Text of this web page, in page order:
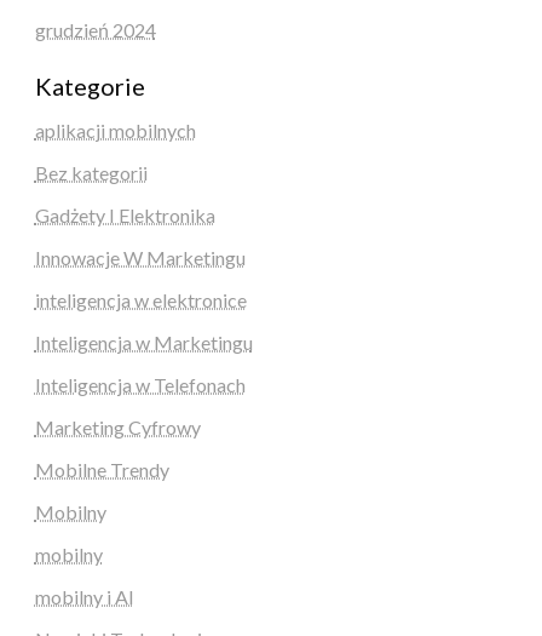
grudzień 2024
Kategorie
aplikacji mobilnych
Bez kategorii
Gadżety I Elektronika
Innowacje W Marketingu
inteligencja w elektronice
Inteligencja w Marketingu
Inteligencja w Telefonach
Marketing Cyfrowy
Mobilne Trendy
Mobilny
mobilny
mobilny i AI